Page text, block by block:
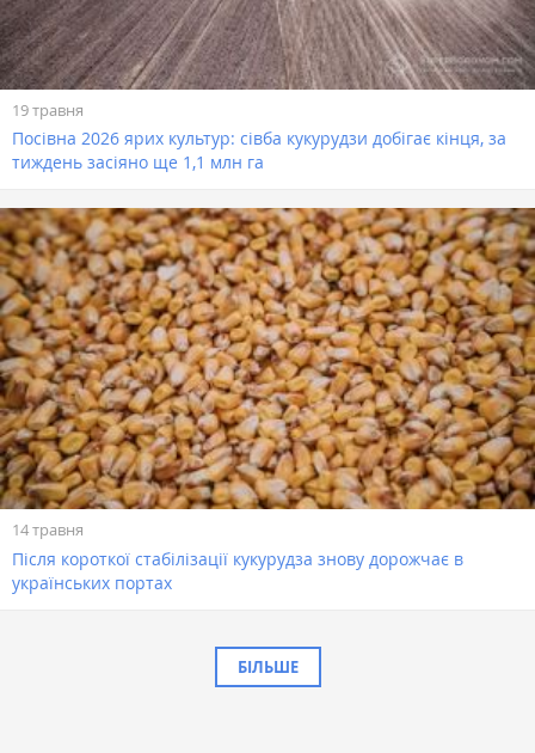
19 травня
Посівна 2026 ярих культур: сівба кукурудзи добігає кінця, за
тиждень засіяно ще 1,1 млн га
14 травня
Після короткої стабілізації кукурудза знову дорожчає в
українських портах
БІЛЬШЕ